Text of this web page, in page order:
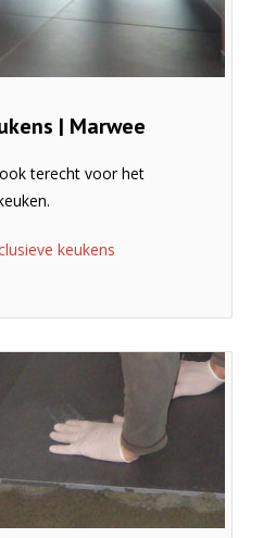
| Marwee
terecht voor het
keukens